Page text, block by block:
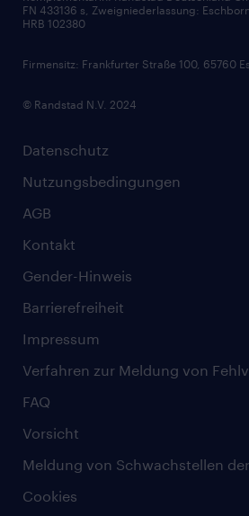
Skills
Datenschutz
Nutzungsbedingungen
AGB
Kontakt
Gender-Hinweis
Barrierefreiheit
Impressum
Verfahren zur Meldung von
FAQ
Vorsicht
Meldung von Schwachstellen
Cookies
FN 433136 s, Zweigniederlassung:
HRB 102380
Firmensitz: Frankfurter Straße 100, 65760
© Randstad N.V. 2024